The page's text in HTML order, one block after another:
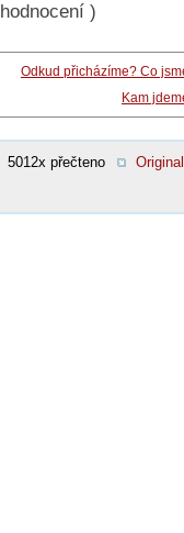
hodnocení )
Odkud přicházíme? Co
Kam
5012x přečteno
Original